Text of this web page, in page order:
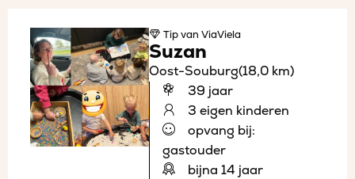
Tipvan ViaViela
Suzan
Oost-Souburg(18,0 km)
39 jaar
3 eigen kinderen
opvang bij:
gastouder
bijna 14 jaar